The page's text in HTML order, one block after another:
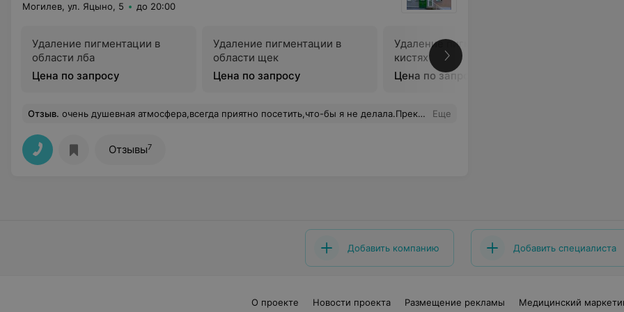
Могилев, ул. Яцыно, 5 до 20:00
Удаление пигментации в
области лба
Цена по запросу
Удаление пигментации в
области щек
Цена по запросу
Удаление пигментации на
кистях
Цена по запросу
Отзыв. очень душевная атмосфера,всегда приятно посетить,что-бы я не делала.Прекрасные люди,спасибо им. Еще
Отзывы7
Добавить компанию Добавить специалиста
О проекте Новости проекта Размещение рекламы Медицинский